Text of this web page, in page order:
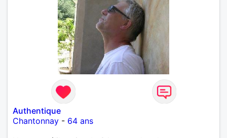
Authentique
Chantonnay - 64 ans